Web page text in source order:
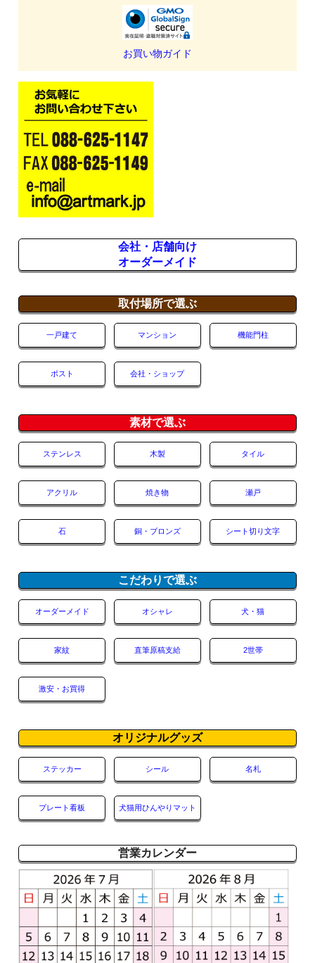
お買い物ガイド
会社・店舗向け
オーダーメイド
取付場所で選ぶ
一戸建て マンション 機能門柱
ポスト 会社・ショップ
素材で選ぶ
ステンレス 木製 タイル
アクリル 焼き物 瀬戸
石 銅・ブロンズ シート切り文字
こだわりで選ぶ
オーダーメイド オシャレ 犬・猫
家紋 直筆原稿支給 2世帯
激安・お買得
オリジナルグッズ
ステッカー シール 名札
プレート看板 犬猫用ひんやりマット
営業カレンダー